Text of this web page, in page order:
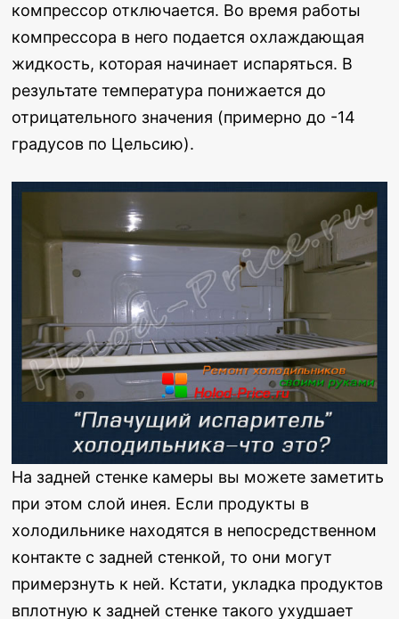
компрессор отключается. Во время работы
компрессора в него подается охлаждающая
жидкость, которая начинает испаряться. В
результате температура понижается до
отрицательного значения (примерно до -14
градусов по Цельсию).
На задней стенке камеры вы можете заметить
при этом слой инея. Если продукты в
холодильнике находятся в непосредственном
контакте с задней стенкой, то они могут
примерзнуть к ней. Кстати, укладка продуктов
вплотную к задней стенке такого ухудшает